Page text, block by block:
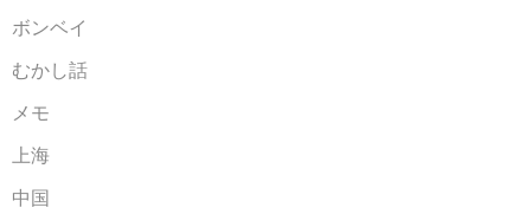
ボンベイ
むかし話
メモ
上海
中国